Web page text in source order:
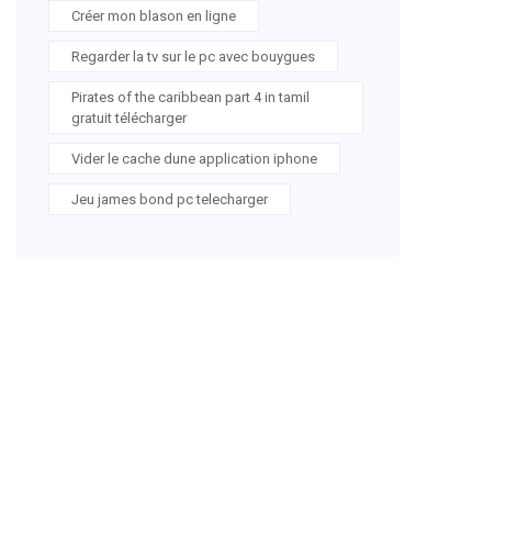
Créer mon blason en ligne
Regarder la tv sur le pc avec bouygues
Pirates of the caribbean part 4 in tamil
gratuit télécharger
Vider le cache dune application iphone
Jeu james bond pc telecharger